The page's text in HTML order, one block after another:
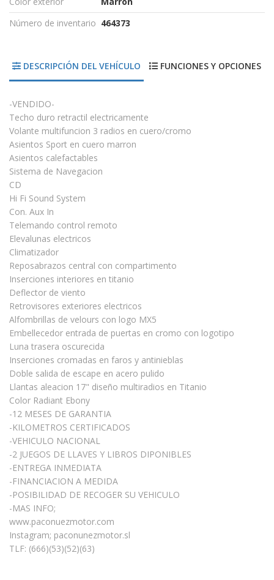
Número de inventario 464373
DESCRIPCIÓN DEL VEHÍCULO FUNCIONES Y OPCIONES
-VENDIDO-
Techo duro retractil electricamente
Volante multifuncion 3 radios en cuero/cromo
Asientos Sport en cuero marron
Asientos calefactables
Sistema de Navegacion
CD
Hi Fi Sound System
Con. Aux In
Telemando control remoto
Elevalunas electricos
Climatizador
Reposabrazos central con compartimento
Inserciones interiores en titanio
Deflector de viento
Retrovisores exteriores electricos
Alfombrillas de velours con logo MX5
Embellecedor entrada de puertas en cromo con logotipo
Luna trasera oscurecida
Inserciones cromadas en faros y antinieblas
Doble salida de escape en acero pulido
Llantas aleacion 17" diseño multiradios en Titanio
Color Radiant Ebony
-12 MESES DE GARANTIA
-KILOMETROS CERTIFICADOS
-VEHICULO NACIONAL
-2 JUEGOS DE LLAVES Y LIBROS DIPONIBLES
-ENTREGA INMEDIATA
-FINANCIACION A MEDIDA
-POSIBILIDAD DE RECOGER SU VEHICULO
-MAS INFO;
www.paconuezmotor.com
Instagram; paconunezmotor.sl
TLF: (666)(53)(52)(63)